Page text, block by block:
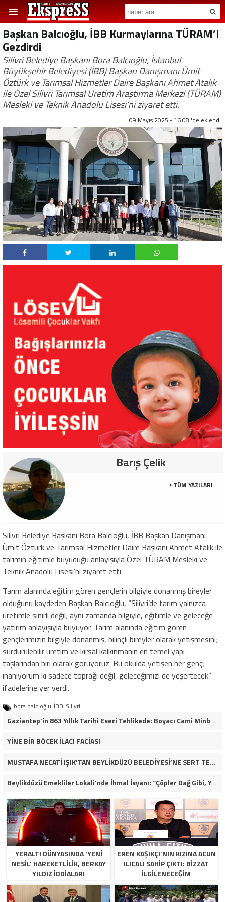
Başkan Balcıoğlu, İBB Kurmaylarına TÜRAM’I
Gezdirdi
Silivri Belediye Başkanı Bora Balcıoğlu, İstanbul
Büyükşehir Belediyesi (İBB) Başkan Danışmanı Ümit
Öztürk ve Tarımsal Hizmetler Daire Başkanı Ahmet Atalık
ile Özel Silivri Tarımsal Üretim Araştırma Merkezi (TÜRAM)
Mesleki ve Teknik Anadolu Lisesi’ni ziyaret etti.
09 Mayıs 2025 - 16:08 'de eklendi.
Barış Çelik
TÜM YAZILARI
Silivri Belediye Başkanı Bora Balcıoğlu, İBB Başkan Danışmanı
Ümit Öztürk ve Tarımsal Hizmetler Daire Başkanı Ahmet Atalık ile
tarımın eğitimle büyüdüğü anlayışıyla Özel TÜRAM Mesleki ve
Teknik Anadolu Lisesi’ni ziyaret etti.
Tarım alanında eğitim gören gençlerin bilgiyle donanmış bireyler
olduğunu kaydeden Başkan Balcıoğlu, “Silivri’de tarım yalnızca
üretimle sınırlı değil; aynı zamanda bilgiyle, eğitimle ve geleceğe
yatırım anlayışıyla büyüyor. Tarım alanında eğitim gören
gençlerimizin bilgiyle donanmış, bilinçli bireyler olarak yetişmesini;
sürdürülebilir üretim ve kırsal kalkınmanın en temel yapı
taşlarından biri olarak görüyoruz. Bu okulda yetişen her genç;
inanıyorum ki sadece toprağı değil, geleceğimizi de yeşertecek”
ifadelerine yer verdi.
bora balcıoğlu İBB Silivri
Gaziantep’in 863 Yıllık Tarihi Eseri Tehlikede: Boyacı Cami Minberi İçin “Restorasyon Durdurulsun” Çağrısı!
YİNE BİR BÖCEK İLACI FACİASI
MUSTAFA NECATİ IŞIK’TAN BEYLİKDÜZÜ BELEDİYESİ’NE SERT TEPKİ: “İLK AÇILDIĞI GÜNKÜ GİBİ DEĞİL!”
Beylikdüzü Emekliler Lokali’nde İhmal İsyanı: “Çöpler Dağ Gibi, Yaşlılarımız Kaderine Terk Edildi!”
YERALTI DÜNYASINDA ‘YENI
NESIL’ HAREKETLILIK, BERKAY
YILDIZ İDDIALARI
SORUŞTURMA DOSYALARINA
YANSIDI!
EREN KAŞIKÇI’NIN KIZINA ACUN
ILICALI SAHIP ÇIKTI: BIZZAT
ILGILENECEĞIM